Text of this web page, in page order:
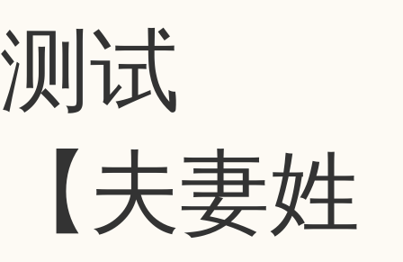
测试
【夫妻姓